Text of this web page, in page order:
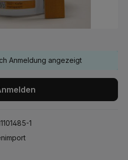
Anmeldung angezeigt
1